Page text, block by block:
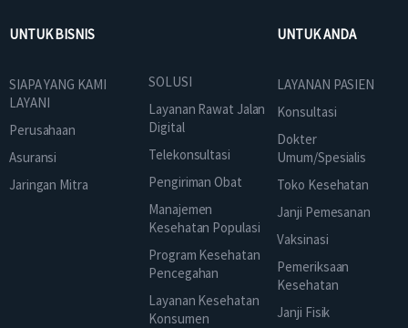
UNTUK BISNIS
SIAPA YANG KAMI
LAYANI
Perusahaan
Asuransi
Jaringan Mitra
SOLUSI
Layanan Rawat Jalan
Digital
Telekonsultasi
Pengiriman Obat
Manajemen
Kesehatan Populasi
Program Kesehatan
Pencegahan
Layanan Kesehatan
Konsumen
UNTUK ANDA
LAYANAN PASIEN
Konsultasi
Dokter
Umum/Spesialis
Toko Kesehatan
Janji Pemesanan
Vaksinasi
Pemeriksaan
Kesehatan
Janji Fisik